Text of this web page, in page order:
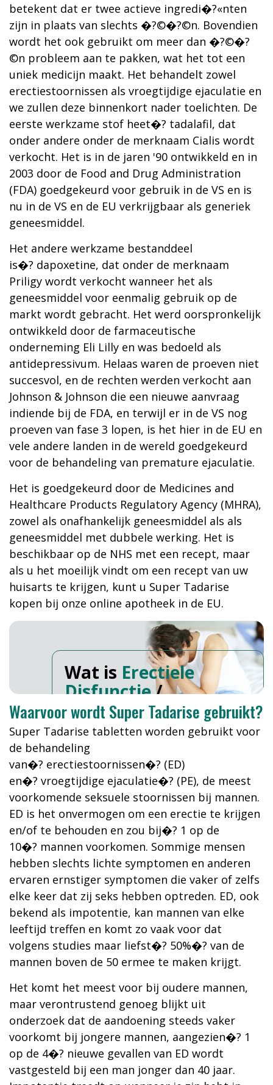
betekent dat er twee actieve ingredi�?«nten
zijn in plaats van slechts �?©�?©n. Bovendien
wordt het ook gebruikt om meer dan �?©�?
©n probleem aan te pakken, wat het tot een
uniek medicijn maakt. Het behandelt zowel
erectiestoornissen als vroegtijdige ejaculatie en
we zullen deze binnenkort nader toelichten. De
eerste werkzame stof heet�? tadalafil, dat
onder andere onder de merknaam Cialis wordt
verkocht. Het is in de jaren '90 ontwikkeld en in
2003 door de Food and Drug Administration
(FDA) goedgekeurd voor gebruik in de VS en is
nu in de VS en de EU verkrijgbaar als generiek
geneesmiddel.
Het andere werkzame bestanddeel
is�? dapoxetine, dat onder de merknaam
Priligy wordt verkocht wanneer het als
geneesmiddel voor eenmalig gebruik op de
markt wordt gebracht. Het werd oorspronkelijk
ontwikkeld door de farmaceutische
onderneming Eli Lilly en was bedoeld als
antidepressivum. Helaas waren de proeven niet
succesvol, en de rechten werden verkocht aan
Johnson & Johnson die een nieuwe aanvraag
indiende bij de FDA, en terwijl er in de VS nog
proeven van fase 3 lopen, is het hier in de EU en
vele andere landen in de wereld goedgekeurd
voor de behandeling van premature ejaculatie.
Het is goedgekeurd door de Medicines and
Healthcare Products Regulatory Agency (MHRA),
zowel als onafhankelijk geneesmiddel als als
geneesmiddel met dubbele werking. Het is
beschikbaar op de NHS met een recept, maar
als u het moeilijk vindt om een recept van uw
huisarts te krijgen, kunt u Super Tadarise
kopen bij onze online apotheek in de EU.
Wat is Erectiele
Disfunctie/
Voortijdige
Ejaculatie?
Waarvoor wordt Super Tadarise gebruikt?
Super Tadarise tabletten worden gebruikt voor
de behandeling
van�? erectiestoornissen�? (ED)
en�? vroegtijdige ejaculatie�? (PE), de meest
voorkomende seksuele stoornissen bij mannen.
ED is het onvermogen om een erectie te krijgen
en/of te behouden en zou bij�? 1 op de
10�? mannen voorkomen. Sommige mensen
hebben slechts lichte symptomen en anderen
ervaren ernstiger symptomen die vaker of zelfs
elke keer dat zij seks hebben optreden. ED, ook
bekend als impotentie, kan mannen van elke
leeftijd treffen en komt zo vaak voor dat
volgens studies maar liefst�? 50%�? van de
mannen boven de 50 ermee te maken krijgt.
Het komt het meest voor bij oudere mannen,
maar verontrustend genoeg blijkt uit
onderzoek dat de aandoening steeds vaker
voorkomt bij jongere mannen, aangezien�? 1
op de 4�? nieuwe gevallen van ED wordt
vastgesteld bij een man jonger dan 40 jaar.